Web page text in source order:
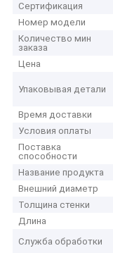
Сертификация
Номер модели
Количество мин
заказа
Цена
Упаковывая детали
Время доставки
Условия оплаты
Поставка
способности
Название продукта
Внешний диаметр
Толщина стенки
Длина
Служба обработки